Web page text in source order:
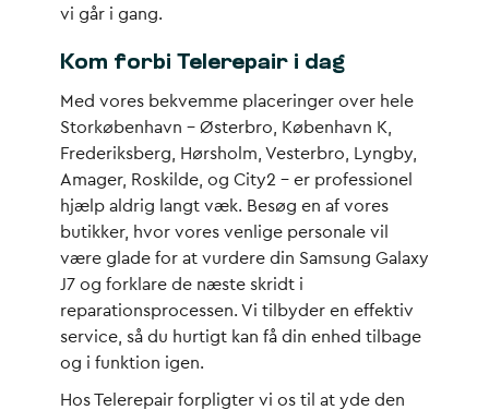
vi går i gang.
Kom forbi Telerepair i dag
Med vores bekvemme placeringer over hele
Storkøbenhavn – Østerbro, København K,
Frederiksberg, Hørsholm, Vesterbro, Lyngby,
Amager, Roskilde, og City2 – er professionel
hjælp aldrig langt væk. Besøg en af vores
butikker, hvor vores venlige personale vil
være glade for at vurdere din Samsung Galaxy
J7 og forklare de næste skridt i
reparationsprocessen. Vi tilbyder en effektiv
service, så du hurtigt kan få din enhed tilbage
og i funktion igen.
Hos Telerepair forpligter vi os til at yde den